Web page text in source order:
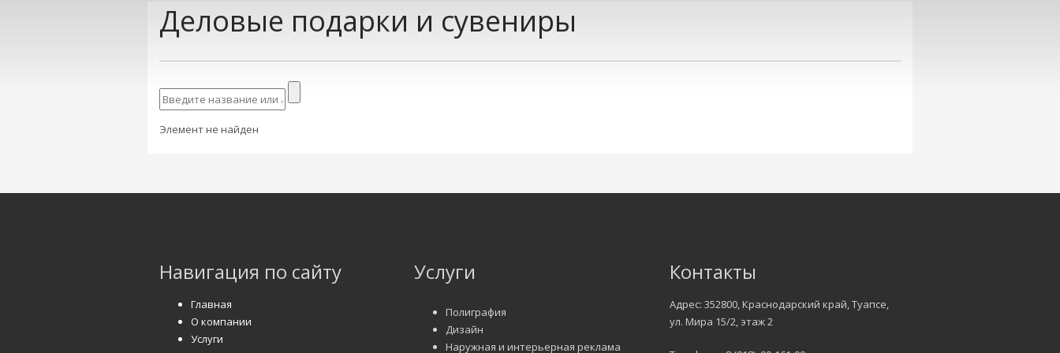
Деловые подарки и сувениры
Элемент не найден
Навигация по сайту
Главная
О компании
Услуги
Услуги
Полиграфия
Дизайн
Наружная и интерьерная реклама
Контакты
Адрес: 352800, Краснодарский край, Туапсе,
ул. Мира 15/2, этаж 2